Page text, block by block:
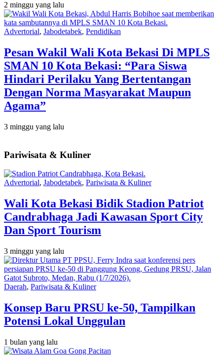
2 minggu yang lalu
Advertorial, Jabodetabek, Pendidikan
Pesan Wakil Wali Kota Bekasi Di MPLS
SMAN 10 Kota Bekasi: “Para Siswa
Hindari Perilaku Yang Bertentangan
Dengan Norma Masyarakat Maupun
Agama”
3 minggu yang lalu
Pariwisata & Kuliner
Advertorial, Jabodetabek, Pariwisata & Kuliner
Wali Kota Bekasi Bidik Stadion Patriot
Candrabhaga Jadi Kawasan Sport City
Dan Sport Tourism
3 minggu yang lalu
Daerah, Pariwisata & Kuliner
Konsep Baru PRSU ke-50, Tampilkan
Potensi Lokal Unggulan
1 bulan yang lalu